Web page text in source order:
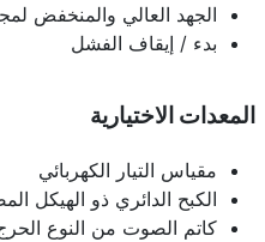
الجهد العالي والمنخفض
بدء / إيقاف الفشل
المعدات الاختيارية
مقياس التيار الكهربائي
الكبح الدائري ذو الهيكل
كاتم الصوت من النوع